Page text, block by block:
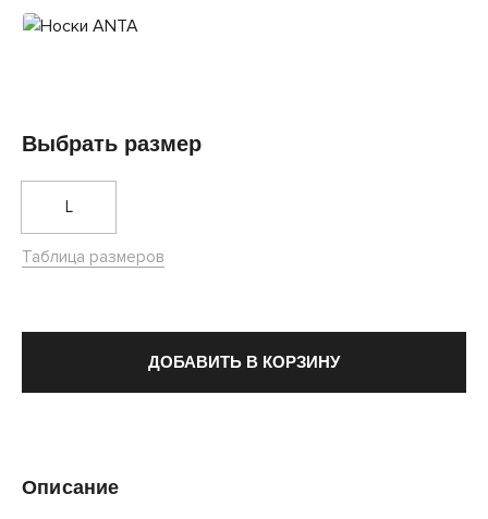
Выбрать размер
L
Таблица размеров
ДОБАВИТЬ В КОРЗИНУ
Описание